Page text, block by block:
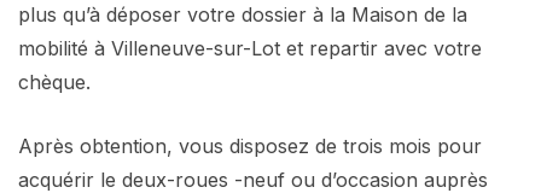
plus qu’à déposer votre dossier à la Maison de la
mobilité à Villeneuve-sur-Lot et repartir avec votre
chèque.
Après obtention, vous disposez de trois mois pour
acquérir le deux-roues -neuf ou d’occasion auprès